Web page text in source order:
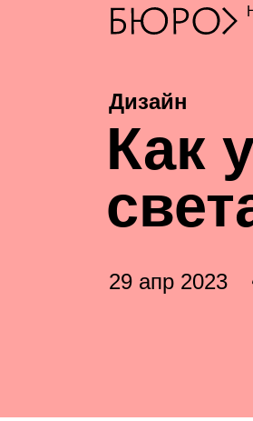
Дизайн
Как
29 апр 2023